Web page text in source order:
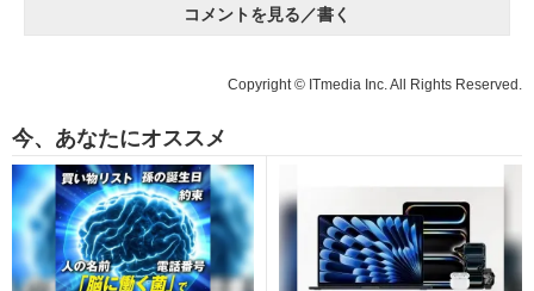
コメントを見る／書く
Copyright © ITmedia Inc. All Rights Reserved.
今、あなたにオススメ